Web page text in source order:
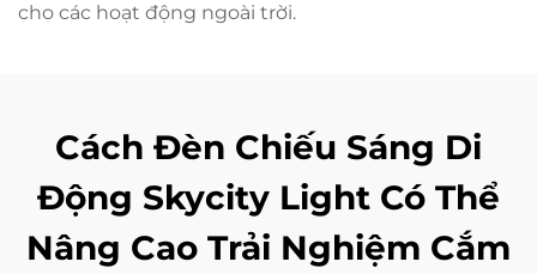
cho các hoạt động ngoài trời.
Cách Đèn Chiếu Sáng Di
Động Skycity Light Có Thể
Nâng Cao Trải Nghiệm Cắm